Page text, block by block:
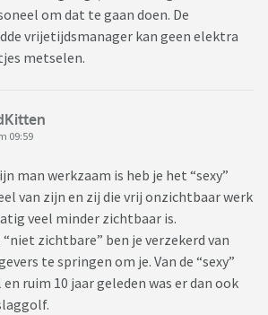
om dat te gaan doen. De
vrijetijdsmanager kan geen elektra
metselen.
09:59
man werkzaam is heb je het “sexy”
van zijn en zij die vrij onzichtbaar werk
veel minder zichtbaar is.
zichtbare” ben je verzekerd van
te springen om je. Van de “sexy”
ruim 10 jaar geleden was er dan ook